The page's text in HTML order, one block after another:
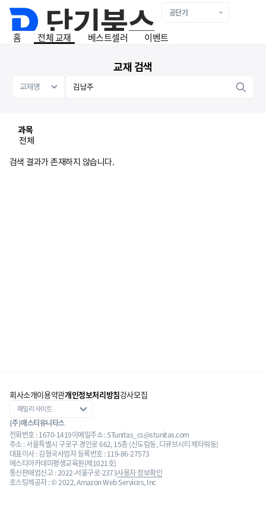
홈 전체 교재 베스트셀러 이벤트
교재 검색
과목
전체
검색 결과가 존재하지 않습니다.
회사소개이용약관개인정보처리방침강사모집
(주)에스티유니타스
전화번호 : 1670-1419이메일주소 : STunitas_cs@stunitas.com
주소 : 서울특별시 구로구 경인로 662, 15층 (신도림동, 디큐브시티 제타워동)
대표이사 : 김형국사업자 등록번호 : 119-86-27573
에스티아카데미평생교육원(제1021호)
통신판매업신고 : 2022-서울구로-2373사용자 정보확인
호스팅제공자 : © 2022, Amazon Web Services, Inc